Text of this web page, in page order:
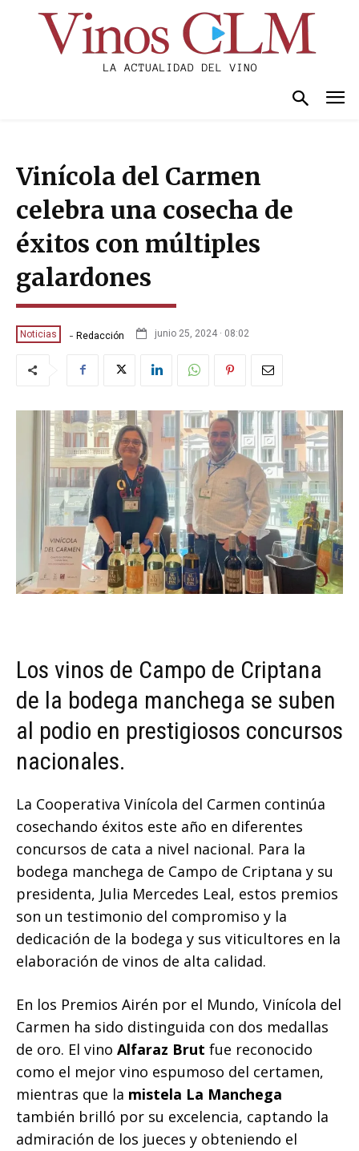
Vinícola del Carmen
celebra una cosecha de
éxitos con múltiples
galardones
Noticias - Redacción junio 25, 2024 · 08:02
Los vinos de Campo de Criptana
de la bodega manchega se suben
al podio en prestigiosos concursos
nacionales.
La Cooperativa Vinícola del Carmen continúa
cosechando éxitos este año en diferentes
concursos de cata a nivel nacional. Para la
bodega manchega de Campo de Criptana y su
presidenta, Julia Mercedes Leal, estos premios
son un testimonio del compromiso y la
dedicación de la bodega y sus viticultores en la
elaboración de vinos de alta calidad.
En los Premios Airén por el Mundo, Vinícola del
Carmen ha sido distinguida con dos medallas
de oro. El vino Alfaraz Brut fue reconocido
como el mejor vino espumoso del certamen,
mientras que la mistela La Manchega
también brilló por su excelencia, captando la
admiración de los jueces y obteniendo el